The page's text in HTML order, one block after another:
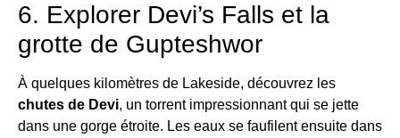
6. Explorer Devi’s Falls et la
grotte de Gupteshwor
À quelques kilomètres de Lakeside, découvrez les
chutes de Devi, un torrent impressionnant qui se jette
dans une gorge étroite. Les eaux se faufilent ensuite dans